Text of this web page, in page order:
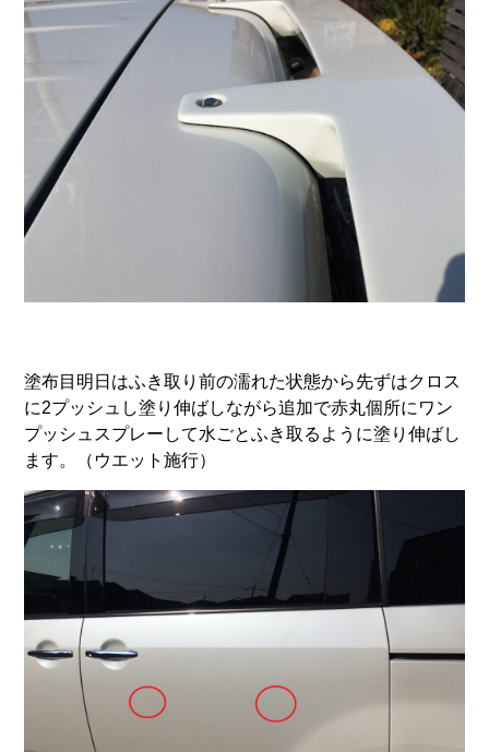
塗布目明日はふき取り前の濡れた状態から先ずはクロス
に2プッシュし塗り伸ばしながら追加で赤丸個所にワン
プッシュスプレーして水ごとふき取るように塗り伸ばし
ます。（ウエット施行）